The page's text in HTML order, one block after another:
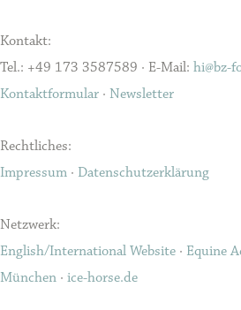
Kontakt:
Tel.: +49 173 3587589 · E-Mail: hi@bz-
Kontaktformular · Newsletter
Rechtliches:
Impressum · Datenschutzerklärung
Netzwerk:
English/International Website · Equine
München · ice-horse.de